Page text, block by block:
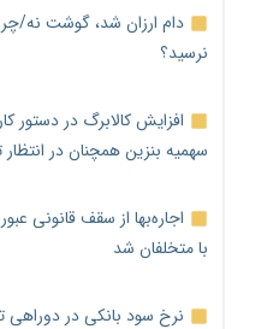
دام ارزان شد، گوشت نه/
نرسید؟
افزایش کالابرگ در دستور
سهمیه بنزین همچنان در
اجاره‌بها از سقف قانونی
با متخلفان شد
نرخ سود بانکی در دوراهی